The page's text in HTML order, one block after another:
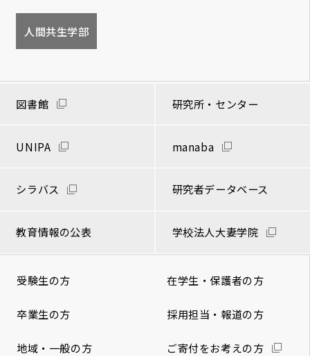
人間共生学部
図書館 研究所・センター
UNIPA manaba
シラバス 研究者データベース
教育情報の公表 学校法人大妻学院
受験生の方 在学生・保護者の方
卒業生の方 採用担当・報道の方
地域・一般の方 ご寄付をお考えの方